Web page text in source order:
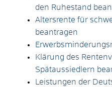
den Ruhestand
Altersrente für
beantragen
Klärung des
Spätaussiedlern
Leistungen der